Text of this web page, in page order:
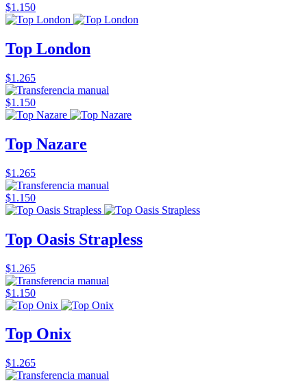
$1.150
Top London
$1.265
$1.150
Top Nazare
$1.265
$1.150
Top Oasis Strapless
$1.265
$1.150
Top Onix
$1.265